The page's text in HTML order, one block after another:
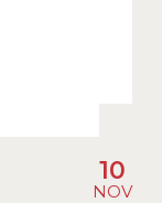
10
NOV